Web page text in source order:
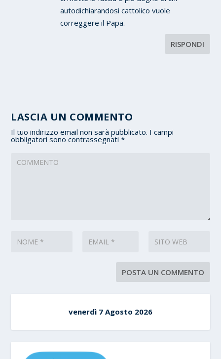
autodichiarandosi cattolico vuole
correggere il Papa.
RISPONDI
LASCIA UN COMMENTO
Il tuo indirizzo email non sarà pubblicato. I campi
obbligatori sono contrassegnati*
venerdì 7 Agosto 2026